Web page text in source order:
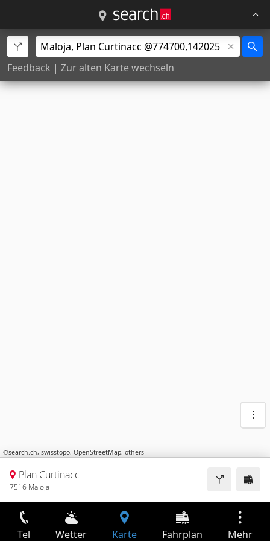
Feedback | Zur alten Karte wechseln
©search.ch, swisstopo, OpenStreetMap, others
Plan Curtinacc
7516 Maloja
Tel Wetter Karte Fahrplan Mehr